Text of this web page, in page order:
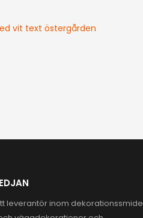
leverantör inom dekorationssmide